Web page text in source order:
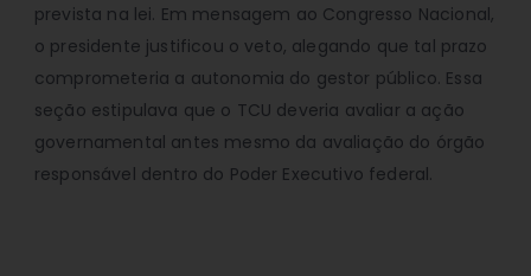
prevista na lei. Em mensagem ao Congresso Nacional,
o presidente justificou o veto, alegando que tal prazo
comprometeria a autonomia do gestor público. Essa
seção estipulava que o TCU deveria avaliar a ação
governamental antes mesmo da avaliação do órgão
responsável dentro do Poder Executivo federal.